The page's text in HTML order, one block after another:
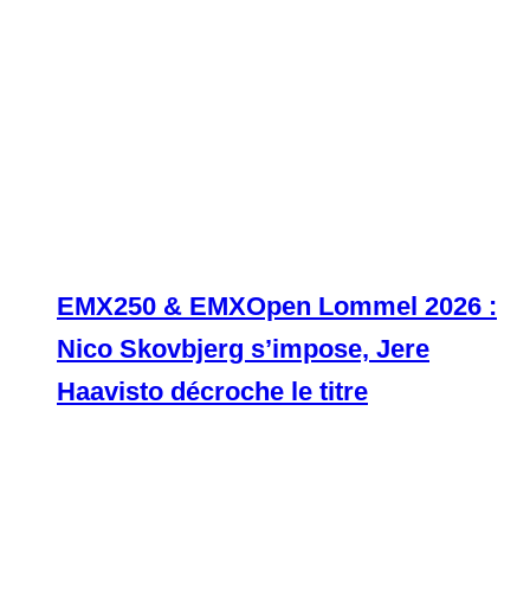
EMX250 & EMXOpen Lommel 2026 :
Nico Skovbjerg s’impose, Jere
Haavisto décroche le titre